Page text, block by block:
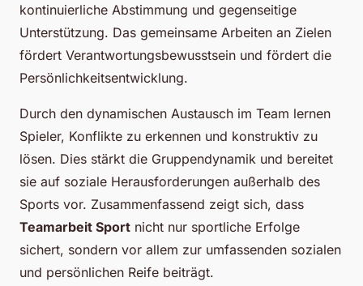
kontinuierliche Abstimmung und gegenseitige
Unterstützung. Das gemeinsame Arbeiten an Zielen
fördert Verantwortungsbewusstsein und fördert die
Persönlichkeitsentwicklung.
Durch den dynamischen Austausch im Team lernen
Spieler, Konflikte zu erkennen und konstruktiv zu
lösen. Dies stärkt die Gruppendynamik und bereitet
sie auf soziale Herausforderungen außerhalb des
Sports vor. Zusammenfassend zeigt sich, dass
Teamarbeit Sport nicht nur sportliche Erfolge
sichert, sondern vor allem zur umfassenden sozialen
und persönlichen Reife beiträgt.